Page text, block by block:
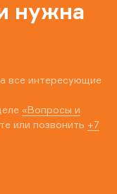
нужна
все интересующие
«Вопросы и
или позвонить +7